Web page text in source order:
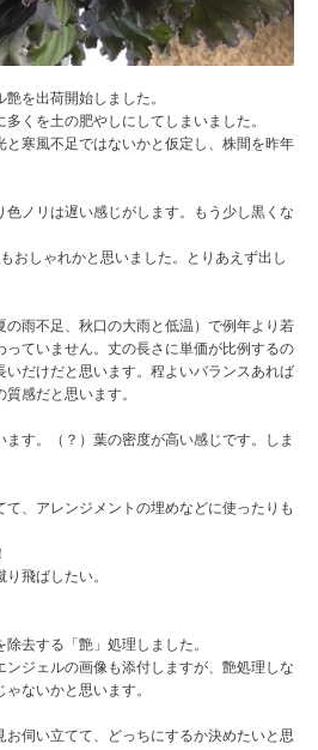
を出荷開始しました。
くを土の肥やしにしてしまいました。
と寒風不足ではないかと仮定し、株間を昨年
ノリは遅い感じがします。もう少し黒くな
おしゃれかと思いました。とりあえず出し
の雨不足、秋口の大雨と低温）で例年より若
っていません。丈の長さに単価が比例するの
だけだと思います。程よいバランスあれば
感だと思います。
す。（？）葉の密度が高い感じです。しま
、アレンジメントの埋めなどに使ったりも
飛ばしたい。
去する「艶」処理しました。
ジェルの画像も添付しますが、艶処理しな
ないかと思います。
伺い立てて、どっちにするか決めたいと思